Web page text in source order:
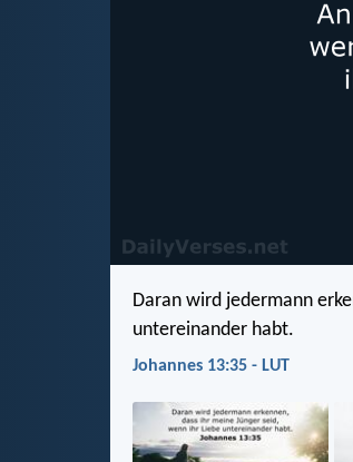
Daran wird jedermann
untereinander habt.
Johannes 13:35 - LUT